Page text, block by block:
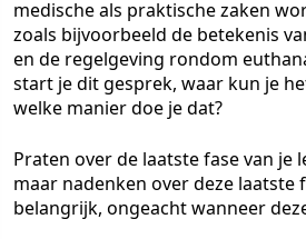
medische als praktische zaken
zoals bijvoorbeeld de betekenis
en de regelgeving rondom
start je dit gesprek, waar kun je
welke manier doe je dat?
Praten over de laatste fase van je
maar nadenken over deze laatste
belangrijk, ongeacht wanneer